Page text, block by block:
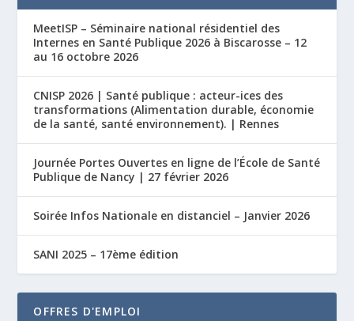
MeetISP – Séminaire national résidentiel des
Internes en Santé Publique 2026 à Biscarosse – 12
au 16 octobre 2026
CNISP 2026 | Santé publique : acteur-ices des
transformations (Alimentation durable, économie
de la santé, santé environnement). | Rennes
Journée Portes Ouvertes en ligne de l’École de Santé
Publique de Nancy | 27 février 2026
Soirée Infos Nationale en distanciel – Janvier 2026
SANI 2025 – 17ème édition
OFFRES D'EMPLOI